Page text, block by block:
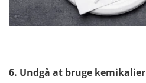
6. Undgå at bruge kemikalier